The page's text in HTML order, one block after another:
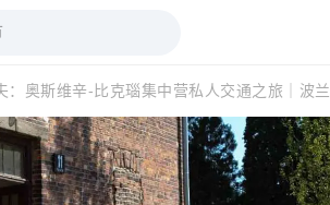
：奥斯维辛-比克瑙集中营私人交通之旅｜波兰